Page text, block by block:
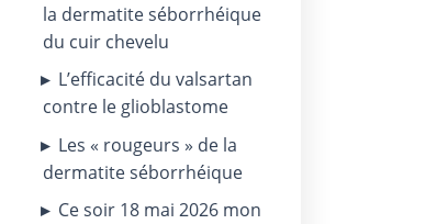
la dermatite séborrhéique
du cuir chevelu
L’efficacité du valsartan
contre le glioblastome
Les « rougeurs » de la
dermatite séborrhéique
Ce soir 18 mai 2026 mon